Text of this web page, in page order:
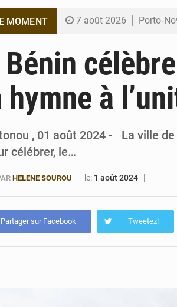
MOMENT 7 août 2026
6 août 2026 Bénin :
6 août 2026 Bénin
Bénin
hymne à
, 01 août 2024 - La ville
célébrer, le…
HELENE SOUROU le: 1 août 2024
Partager sur Facebook Tweetez!